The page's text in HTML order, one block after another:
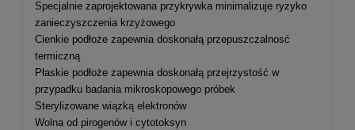
Specjalnie zaprojektowana przykrywka minimalizuje ryzyko
zanieczyszczenia krzyżowego
Cienkie podłoże zapewnia doskonałą przepuszczalnosć
termiczną
Płaskie podłoże zapewnia doskonałą przejrzystość w
przypadku badania mikroskopowego próbek
Sterylizowane wiązką elektronów
Wolna od pirogenów i cytotoksyn